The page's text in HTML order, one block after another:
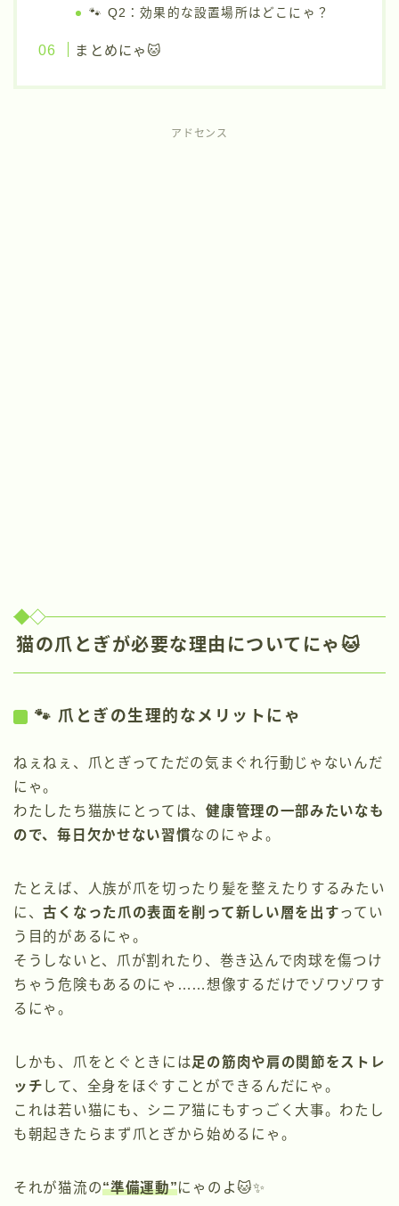
🐾 Q2：効果的な設置場所はどこにゃ？
まとめにゃ🐱
アドセンス
猫の爪とぎが必要な理由についてにゃ🐱
🐾 爪とぎの生理的なメリットにゃ
ねぇねぇ、爪とぎってただの気まぐれ行動じゃないんだ
にゃ。
わたしたち猫族にとっては、健康管理の一部みたいなも
ので、毎日欠かせない習慣なのにゃよ。
たとえば、人族が爪を切ったり髪を整えたりするみたい
に、古くなった爪の表面を削って新しい層を出すってい
う目的があるにゃ。
そうしないと、爪が割れたり、巻き込んで肉球を傷つけ
ちゃう危険もあるのにゃ……想像するだけでゾワゾワす
るにゃ。
しかも、爪をとぐときには足の筋肉や肩の関節をストレ
ッチ して、全身をほぐすことができるんだにゃ。
これは若い猫にも、シニア猫にもすっごく大事。わたし
も朝起きたらまず爪とぎから始めるにゃ。
それが猫流の“準備運動”にゃのよ🐱✨